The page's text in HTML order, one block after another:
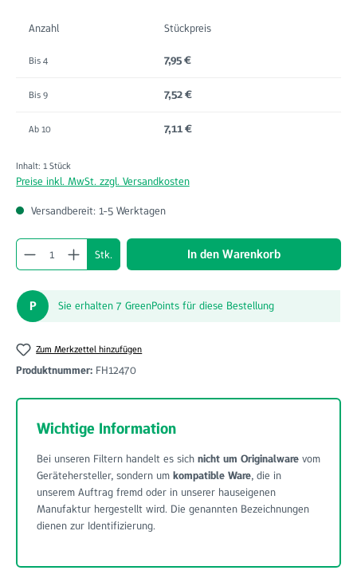
Anzahl Stückpreis
Bis4 7,95 €
Bis9 7,52 €
Ab10 7,11 €
Inhalt: 1 Stück
Preise inkl. MwSt. zzgl. Versandkosten
Versandbereit: 1-5 Werktagen
Produkt Anzahl: Gib den gewünschten Wert
Stk. In den Warenkorb
P Sie erhalten 7 GreenPoints für diese Bestellung
Zum Merkzettel hinzufügen
Produktnummer: FH12470
Wichtige Information
Bei unseren Filtern handelt es sich nicht um Originalware vom
Gerätehersteller, sondern um kompatible Ware, die in
unserem Auftrag fremd oder in unserer hauseigenen
Manufaktur hergestellt wird. Die genannten Bezeichnungen
dienen zur Identifizierung.